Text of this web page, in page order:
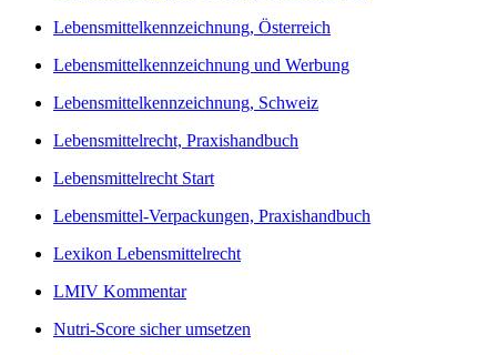
Lebensmittelkennzeichnung, Österreich
Lebensmittelkennzeichnung und Werbung
Lebensmittelkennzeichnung, Schweiz
Lebensmittelrecht, Praxishandbuch
Lebensmittelrecht Start
Lebensmittel-Verpackungen, Praxishandbuch
Lexikon Lebensmittelrecht
LMIV Kommentar
Nutri-Score sicher umsetzen